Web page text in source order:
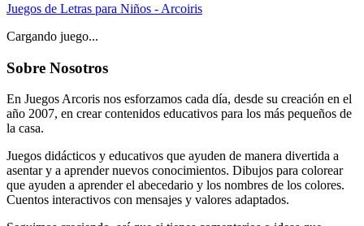
Juegos de Letras para Niños - Arcoiris
Cargando juego...
Sobre Nosotros
En Juegos Arcoris nos esforzamos cada día, desde su creación en el
año 2007, en crear contenidos educativos para los más pequeños de
la casa.
Juegos didácticos y educativos que ayuden de manera divertida a
asentar y a aprender nuevos conocimientos. Dibujos para colorear
que ayuden a aprender el abecedario y los nombres de los colores.
Cuentos interactivos con mensajes y valores adaptados.